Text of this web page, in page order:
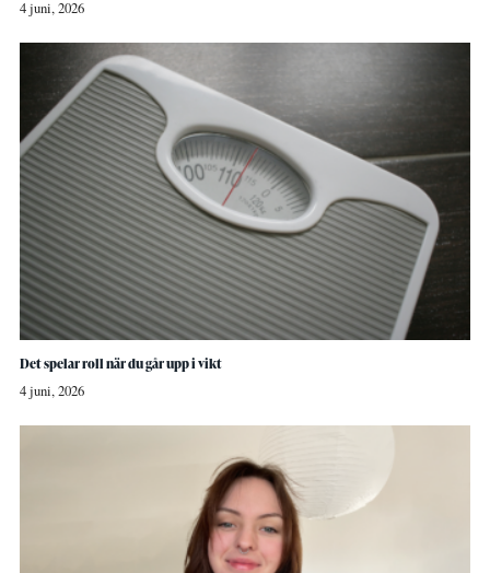
4 juni, 2026
Det spelar roll när du går upp i vikt
4 juni, 2026